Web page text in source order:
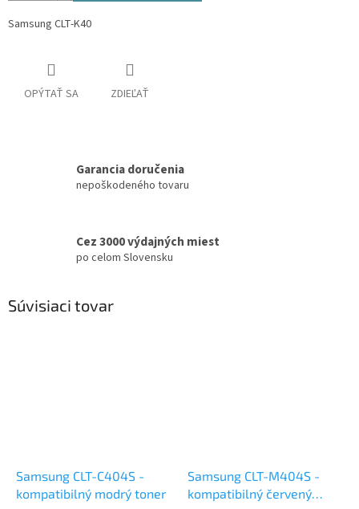
Samsung CLT-K40
OPÝTAŤ SA ZDIEĽAŤ
Garancia doručenia
nepoškodeného tovaru
Cez 3000 výdajných miest
po celom Slovensku
Súvisiaci tovar
Samsung CLT-C404S -
kompatibilný modrý toner
Samsung CLT-M404S -
kompatibilný červený